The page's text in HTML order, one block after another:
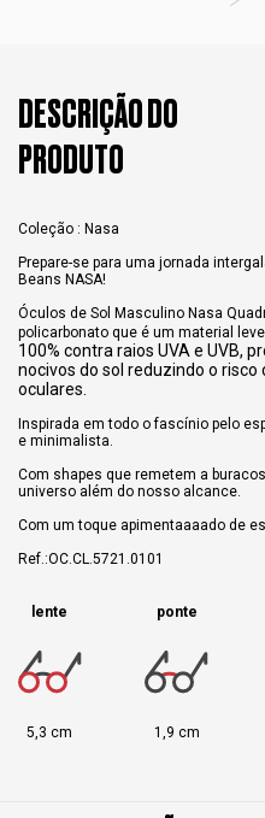
DESCRIÇÃO DO
PRODUTO
Coleção : Nasa
Prepare-se para uma jornada
Beans NASA!
Óculos de Sol Masculino Nasa
policarbonato que é um material
100% contra raios UVA e UVB,
nocivos do sol reduzindo o
oculares.
Inspirada em todo o fascínio pelo
e minimalista.
Com shapes que remetem a
universo além do nosso alcance.
Com um toque apimentaaaado de
Ref.:OC.CL.5721.0101
lente
5,3 cm
ponte
1,9 cm